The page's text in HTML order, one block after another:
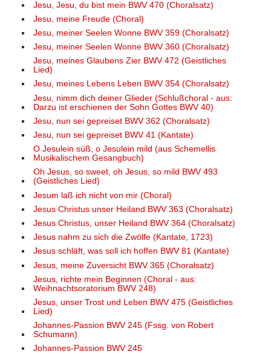
Jesu, Jesu, du bist mein BWV 470 (Choralsatz)
Jesu, meine Freude (Choral)
Jesu, meiner Seelen Wonne BWV 359 (Choralsatz)
Jesu, meiner Seelen Wonne BWV 360 (Choralsatz)
Jesu, meines Glaubens Zier BWV 472 (Geistliches
Lied)
Jesu, meines Lebens Leben BWV 354 (Choralsatz)
Jesu, nimm dich deiner Glieder (Schlußchoral - aus:
Darzu ist erschienen der Sohn Gottes BWV 40)
Jesu, nun sei gepreiset BWV 362 (Choralsatz)
Jesu, nun sei gepreiset BWV 41 (Kantate)
O Jesulein süß, o Jesulein mild (aus Schemellis
Musikalischem Gesangbuch)
Oh Jesus, so sweet, oh Jesus, so mild BWV 493
(Geistliches Lied)
Jesum laß ich nicht von mir (Choral)
Jesus Christus unser Heiland BWV 363 (Choralsatz)
Jesus Christus, unser Heiland BWV 364 (Choralsatz)
Jesus nahm zu sich die Zwölfe (Kantate, 1723)
Jesus schläft, was soll ich hoffen BWV 81 (Kantate)
Jesus, meine Zuversicht BWV 365 (Choralsatz)
Jesus, richte mein Beginnen (Choral - aus:
Weihnachtsoratorium BWV 248)
Jesus, unser Trost und Leben BWV 475 (Geistliches
Lied)
Johannes-Passion BWV 245 (Fssg. von Robert
Schumann)
Johannes-Passion BWV 245